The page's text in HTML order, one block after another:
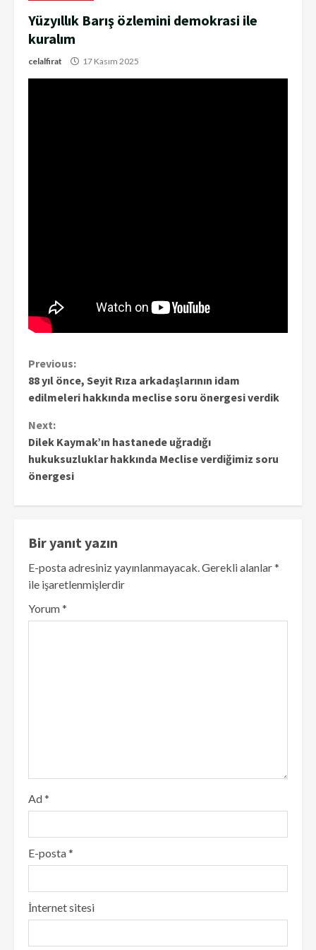
Yüzyıllık Barış özlemini demokrasi ile
kuralım
celalfirat 17 Kasım 2025
Continue
Reading
Previous:
88 yıl önce, Seyit Rıza arkadaşlarının idam
edilmeleri hakkında meclise soru önergesi verdik
Next:
Dilek Kaymak’ın hastanede uğradığı
hukuksuzluklar hakkında Meclise verdiğimiz soru
önergesi
Bir yanıt yazın
E-posta adresiniz yayınlanmayacak.Gerekli alanlar*
ile işaretlenmişlerdir
Yorum*
Ad*
E-posta*
İnternet sitesi